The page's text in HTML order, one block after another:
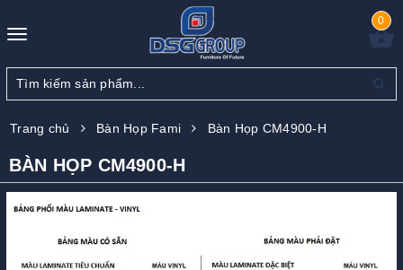
Toggle
0
Trang chủ Bàn Họp Fami Bàn Họp CM4900-H
BÀN HỌP CM4900-H